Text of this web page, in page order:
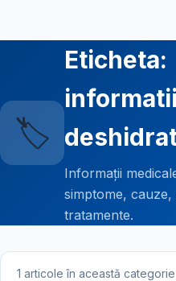
🏷️
Eticheta:
Informații
simptome, cauze,
tratamente.
1 articole în această categorie